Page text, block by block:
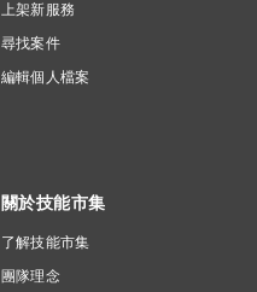
上架新服務
尋找案件
編輯個人檔案
關於技能市集
了解技能市集
團隊理念